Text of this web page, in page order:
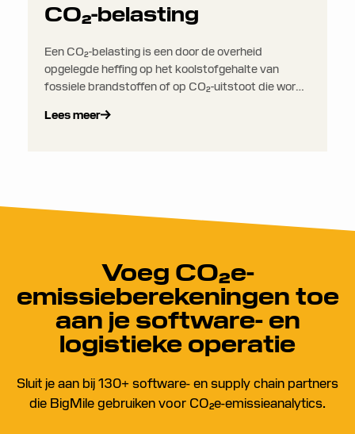
CO₂-belasting
Een CO₂-belasting is een door de overheid
opgelegde heffing op het koolstofgehalte van
fossiele brandstoffen of op CO₂-uitstoot die wordt
van toepassing zijn op brandstofproducenten,
Lees meer
Voeg CO₂e-
emissieberekeningen toe
aan je software- en
logistieke operatie
Sluit je aan bij 130+ software- en supply chain partners
die BigMile gebruiken voor CO₂e-emissieanalytics.